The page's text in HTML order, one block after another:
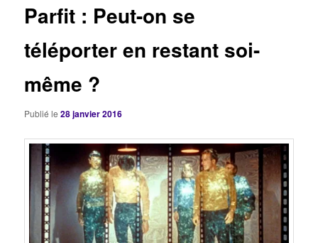
Parfit : Peut-on se
téléporter en restant soi-
même ?
Publié le28 janvier 2016